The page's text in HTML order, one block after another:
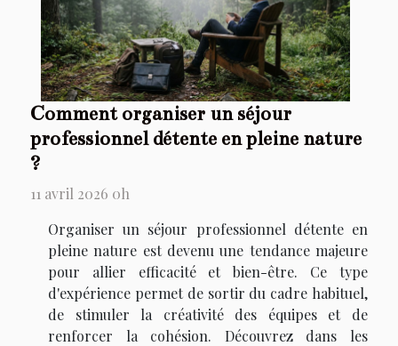
Comment organiser un séjour
professionnel détente en pleine nature
?
11 avril 2026 0h
Organiser un séjour professionnel détente en
pleine nature est devenu une tendance majeure
pour allier efficacité et bien-être. Ce type
d'expérience permet de sortir du cadre habituel,
de stimuler la créativité des équipes et de
renforcer la cohésion. Découvrez dans les